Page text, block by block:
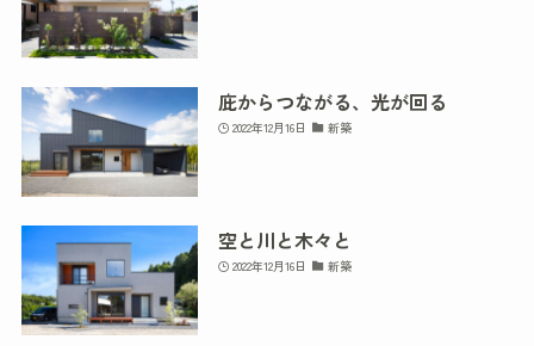
庇からつながる、光が回る
2022年12月16日 新築
空と川と木々と
2022年12月16日 新築